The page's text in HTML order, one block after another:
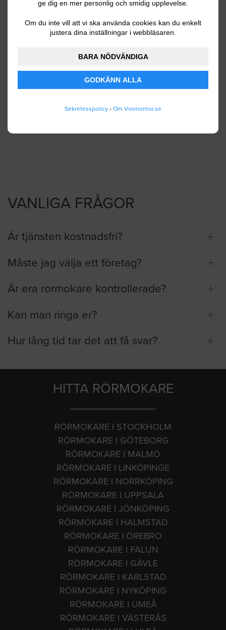
ge dig en mer personlig och smidig upplevelse.
Om du inte vill att vi ska använda cookies kan du enkelt
justera dina inställningar i webbläsaren.
BARA NÖDVÄNDIGA
GODKÄNN ALLA
Sekretesspolicy • Om Vvsmontor.se
använder mina personuppgifter enligt
SKICKA IN
VANLIGA FRÅGOR
Är tjänsten kostnadsfri?
Måste jag välja ett företag?
Är era rormokare kontrollerade?
Kan man ringa er?
Hur lång tid tar det att få svar?
HITTA RÖRMOKARE
RÖRMOKARE I STOCKHOLM
RÖRMOKARE I GÖTEBORG
RÖRMOKARE I MALMÖ
RÖRMOKARE I LINKÖPINGE
RÖRMOKARE I NORRKÖPING
RÖRMOKARE I UPPSALA
RÖRMOKARE I JÖNKÖPING
RÖRMOKARE I HALMSTAD
RÖRMOKARE I ÖREBRO
RÖRMOKARE I FALUN
RÖRMOKARE I GÄVLE
RÖRMOKARE I KARLSTAD
RÖRMOKARE I NYKÖPING
RÖRMOKARE I UMEÅ
RÖRMOKARE I VÄSTERÅS